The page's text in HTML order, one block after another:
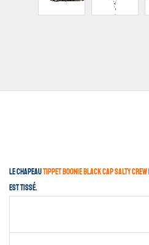
Le chapeauTippet Boonie Black Cap Salty Crew
est tissé.